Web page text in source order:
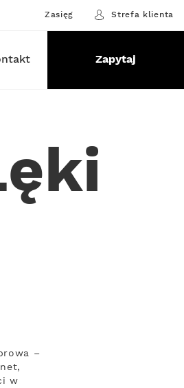
Zasięg Strefa klienta
Zapytaj
–
w